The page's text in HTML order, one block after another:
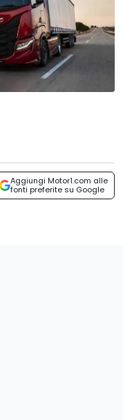
Aggiungi Motor1.com alle
fonti preferite su Google